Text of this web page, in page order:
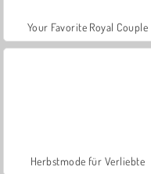
Your Favorite Royal Couple
Herbstmode für Verliebte